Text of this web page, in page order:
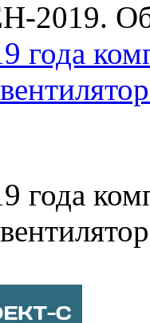
2019.
года
года